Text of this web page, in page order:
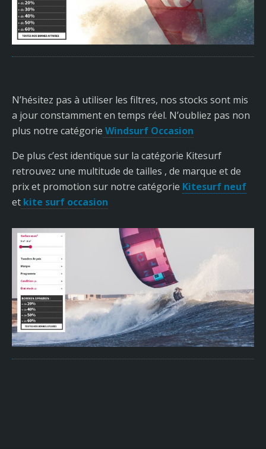
N’hésitez pas à utiliser les filtres, nos stocks sont mis
a jour constamment en temps réel. N’oubliez pas non
plus notre catégorie Windsurf Occasion
De plus c’est identique sur la catégorie Kitesurf
retrouvez une multitude de tailles , de marque et de
prix et promotion sur notre catégorie Kitesurf neuf
et kite surf occasion